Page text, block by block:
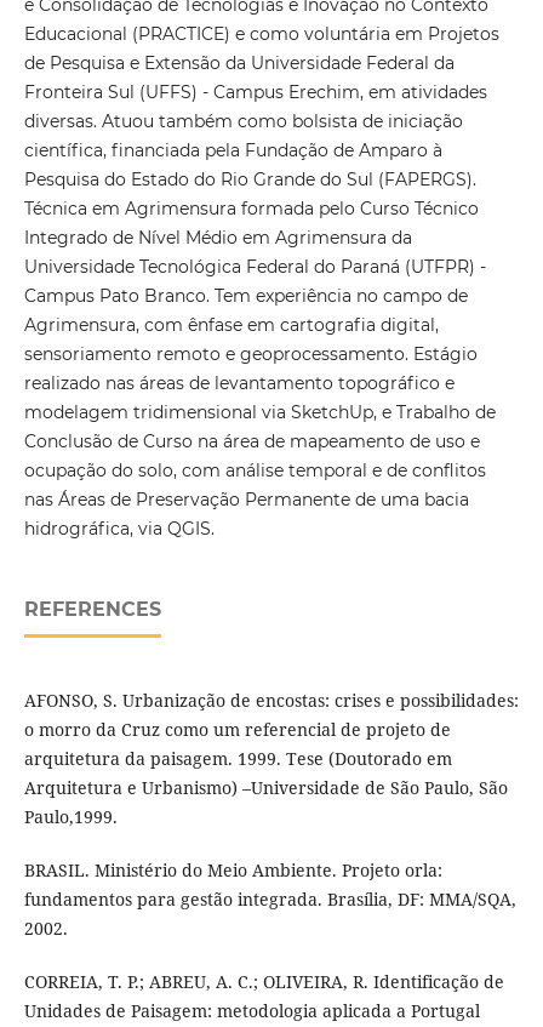
e Consolidação de Tecnologias e Inovação no Contexto
Educacional (PRACTICE) e como voluntária em Projetos
de Pesquisa e Extensão da Universidade Federal da
Fronteira Sul (UFFS) - Campus Erechim, em atividades
diversas. Atuou também como bolsista de iniciação
científica, financiada pela Fundação de Amparo à
Pesquisa do Estado do Rio Grande do Sul (FAPERGS).
Técnica em Agrimensura formada pelo Curso Técnico
Integrado de Nível Médio em Agrimensura da
Universidade Tecnológica Federal do Paraná (UTFPR) -
Campus Pato Branco. Tem experiência no campo de
Agrimensura, com ênfase em cartografia digital,
sensoriamento remoto e geoprocessamento. Estágio
realizado nas áreas de levantamento topográfico e
modelagem tridimensional via SketchUp, e Trabalho de
Conclusão de Curso na área de mapeamento de uso e
ocupação do solo, com análise temporal e de conflitos
nas Áreas de Preservação Permanente de uma bacia
hidrográfica, via QGIS.
REFERENCES
AFONSO, S. Urbanização de encostas: crises e possibilidades:
o morro da Cruz como um referencial de projeto de
arquitetura da paisagem. 1999. Tese (Doutorado em
Arquitetura e Urbanismo) –Universidade de São Paulo, São
Paulo,1999.
BRASIL. Ministério do Meio Ambiente. Projeto orla:
fundamentos para gestão integrada. Brasília, DF: MMA/SQA,
2002.
CORREIA, T. P.; ABREU, A. C.; OLIVEIRA, R. Identificação de
Unidades de Paisagem: metodologia aplicada a Portugal